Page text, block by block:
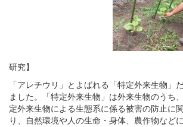
研究】
「アレチウリ」とよばれる「特定外来生物」
ました。「特定外来生物」は外来生物のうち
定外来生物による生態系に係る被害の防止に
り、自然環境や人の生命・身体、農作物など